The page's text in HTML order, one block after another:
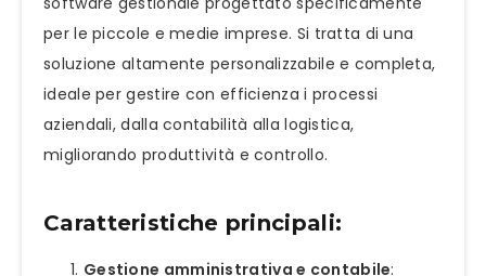
per le piccole e medie imprese. Si tratta di una
soluzione altamente personalizzabile e completa,
ideale per gestire con efficienza i processi
aziendali, dalla contabilità alla logistica,
migliorando produttività e controllo.
Caratteristiche principali:
Gestione amministrativa e contabile: